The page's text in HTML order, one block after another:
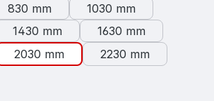
830 mm
1030 mm
1430 mm
1630 mm
2030 mm
2230 mm